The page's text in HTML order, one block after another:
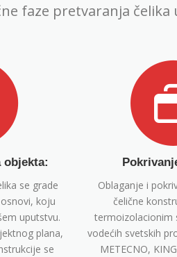
faze pretvaranja
objekta:
se grade
koju
uputstvu.
plana,
se
Oblaganje i
čelične
termoizolacionim
vodećih svetskih
METECNO,